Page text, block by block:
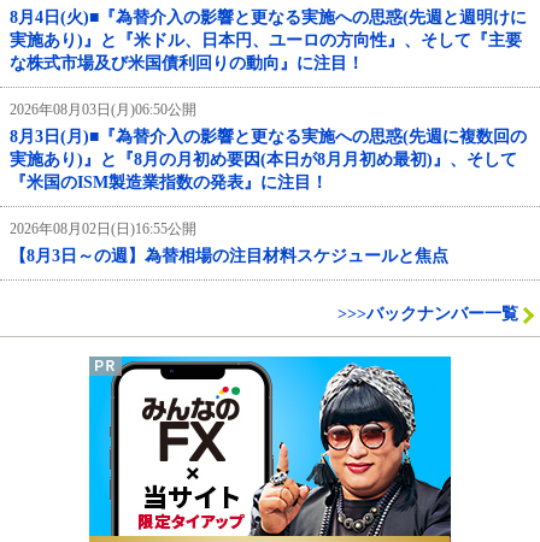
8月4日(火)■『為替介入の影響と更なる実施への思惑(先週と週明けに
実施あり)』と『米ドル、日本円、ユーロの方向性』、そして『主要
な株式市場及び米国債利回りの動向』に注目！
2026年08月03日(月)06:50公開
8月3日(月)■『為替介入の影響と更なる実施への思惑(先週に複数回の
実施あり)』と『8月の月初め要因(本日が8月月初め最初)』、そして
『米国のISM製造業指数の発表』に注目！
2026年08月02日(日)16:55公開
【8月3日～の週】為替相場の注目材料スケジュールと焦点
>>>バックナンバー一覧